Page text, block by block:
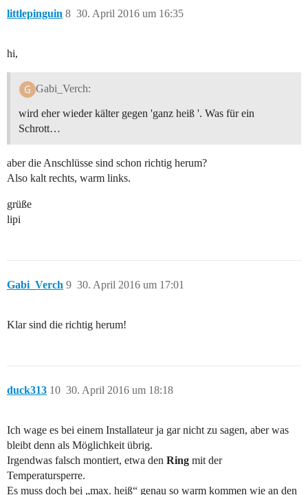
littlepinguin 30. April 2016 um 16:35
8
hi,
Gabi_Verch:
wird eher wieder kälter gegen 'ganz heiß '. Was für ein
Schrott…
aber die Anschlüsse sind schon richtig herum?
Also kalt rechts, warm links.
grüße
lipi
Gabi_Verch 30. April 2016 um 17:01
9
Klar sind die richtig herum!
duck313 30. April 2016 um 18:18
10
Ich wage es bei einem Installateur ja gar nicht zu sagen, aber was
bleibt denn als Möglichkeit übrig.
Irgendwas falsch montiert, etwa den Ring mit der
Temperatursperre.
Es muss doch bei „max. heiß“ genau so warm kommen wie an den